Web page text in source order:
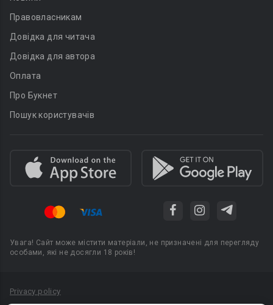
Правовласникам
Довідка для читача
Довідка для автора
Оплата
Про Букнет
Пошук користувачів
Увага! Сайт може містити матеріали, не призначені для перегляду
особами, які не досягли 18 років!
Privacy policy